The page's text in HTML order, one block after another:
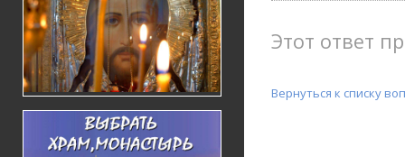
Этот ответ
Вернуться к списку